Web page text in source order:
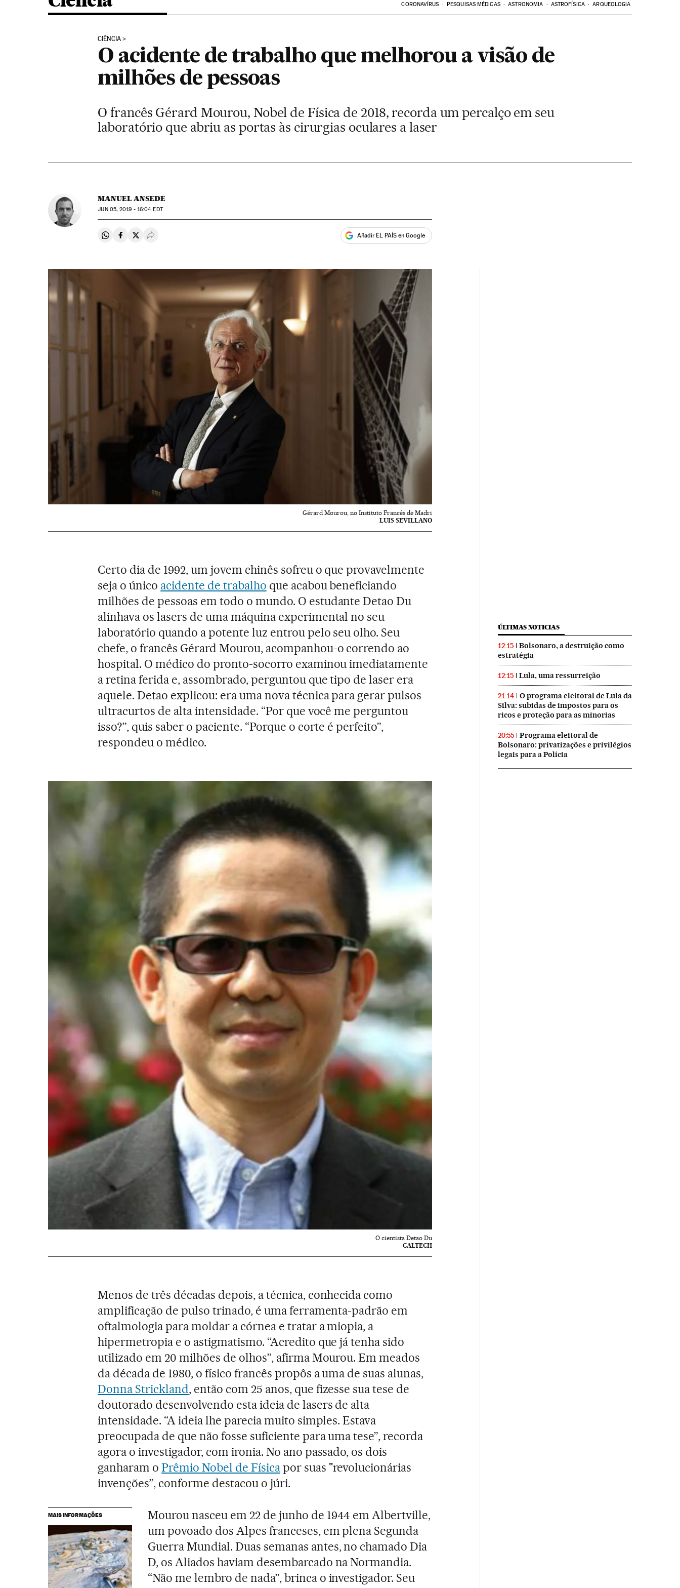
CORONAVÍRUS PESQUISAS MÉDICAS ASTRONOMIA ASTROFÍSICA ARQUEOLOGIA
CIÊNCIA
O acidente de trabalho que melhorou a visão de
milhões de pessoas
O francês Gérard Mourou, Nobel de Física de 2018, recorda um percalço em seu
laboratório que abriu as portas às cirurgias oculares a laser
MANUEL ANSEDE
JUN05, 2019 - 16:04 EDT
Compartir en Whatsapp
Compartir en Facebook
Compartir en Twitter
Desplegar Redes Sociales Añadir EL PAÍS en Google
Gérard Mourou, no Instituto Francês de Madri
LUIS SEVILLANO
Certo dia de 1992, um jovem chinês sofreu o que provavelmente
seja o único acidente de trabalho que acabou beneficiando
milhões de pessoas em todo o mundo. O estudante Detao Du
alinhava os lasers de uma máquina experimental no seu
laboratório quando a potente luz entrou pelo seu olho. Seu
chefe, o francês Gérard Mourou, acompanhou-o correndo ao
hospital. O médico do pronto-socorro examinou imediatamente
a retina ferida e, assombrado, perguntou que tipo de laser era
aquele. Detao explicou: era uma nova técnica para gerar pulsos
ultracurtos de alta intensidade. “Por que você me perguntou
isso?”, quis saber o paciente. “Porque o corte é perfeito”,
respondeu o médico.
O cientista Detao Du
CALTECH
Menos de três décadas depois, a técnica, conhecida como
amplificação de pulso trinado, é uma ferramenta-padrão em
oftalmologia para moldar a córnea e tratar a miopia, a
hipermetropia e o astigmatismo. “Acredito que já tenha sido
utilizado em 20 milhões de olhos”, afirma Mourou. Em meados
da década de 1980, o físico francês propôs a uma de suas alunas,
Donna Strickland, então com 25 anos, que fizesse sua tese de
doutorado desenvolvendo esta ideia de lasers de alta
intensidade. “A ideia lhe parecia muito simples. Estava
preocupada de que não fosse suficiente para uma tese”, recorda
agora o investigador, com ironia. No ano passado, os dois
ganharam oPrêmio Nobel de Físicapor suas "revolucionárias
invenções”, conforme destacou o júri.
MAIS INFORMAÇÕES
Mourou nasceu em 22 de junho de 1944 em Albertville,
um povoado dos Alpes franceses, em plena Segunda
Guerra Mundial. Duas semanas antes, no chamado Dia
D, os Aliados haviam desembarcado na Normandia.
“Não me lembro de nada”, brinca o investigador. Seu
ÚLTIMAS NOTICIAS
12:15
Bolsonaro, a destruição como
estratégia
12:15 Lula, uma ressurreição
21:14
O programa eleitoral de Lula da
Silva: subidas de impostos para os
ricos e proteção para as minorias
20:55
Programa eleitoral de
Bolsonaro: privatizações e privilégios
legais para a Polícia